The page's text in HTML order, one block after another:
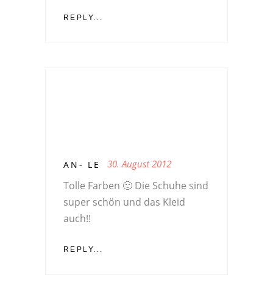
REPLY...
AN- LE 30. August 2012
Tolle Farben 🙂 Die Schuhe sind
super schön und das Kleid
auch!!
REPLY...